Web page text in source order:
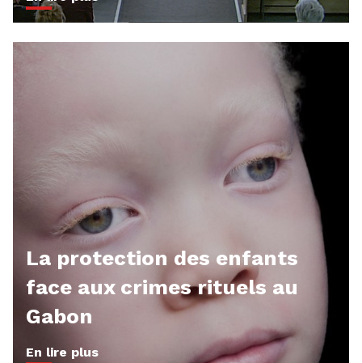
La protection des enfants
face aux crimes rituels au
Gabon
En lire plus